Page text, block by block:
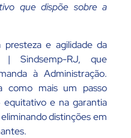
que dispõe sobre a
e agilidade da
| Sindsemp-RJ, que
à Administração.
como mais um passo
e na garantia
distinções em